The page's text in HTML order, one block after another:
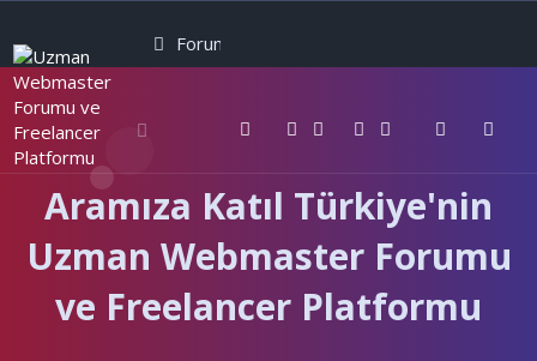
Forumlar
Aramıza Katıl Türkiye'nin
Uzman Webmaster Forumu
ve Freelancer Platformu